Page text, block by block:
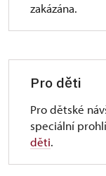
zakázána.
Pro děti
Pro dětské
speciální
děti.